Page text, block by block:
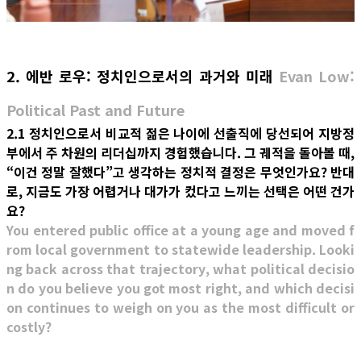
2. 에반 로우: 정치인으로서의 과거와 미래 Evan Low:
Political Past and Future
2.1 정치인으로서 비교적 젊은 나이에 선출직에 당선되어 지방정
부에서 주 차원의 리더십까지 경험했습니다. 그 궤적을 돌아볼 때,
“이건 정말 잘했다”고 생각하는 정치적 결정은 무엇인가요? 반대
로, 지금도 가장 어렵거나 대가가 컸다고 느끼는 선택은 어떤 건가
요?
You entered public office at a young age and moved f
rom local government to statewide leadership. Looki
ng back across that trajectory, what political decisio
n do you believe you got most right, and which decisi
on continues to weigh on you as the most difficult or
costly?